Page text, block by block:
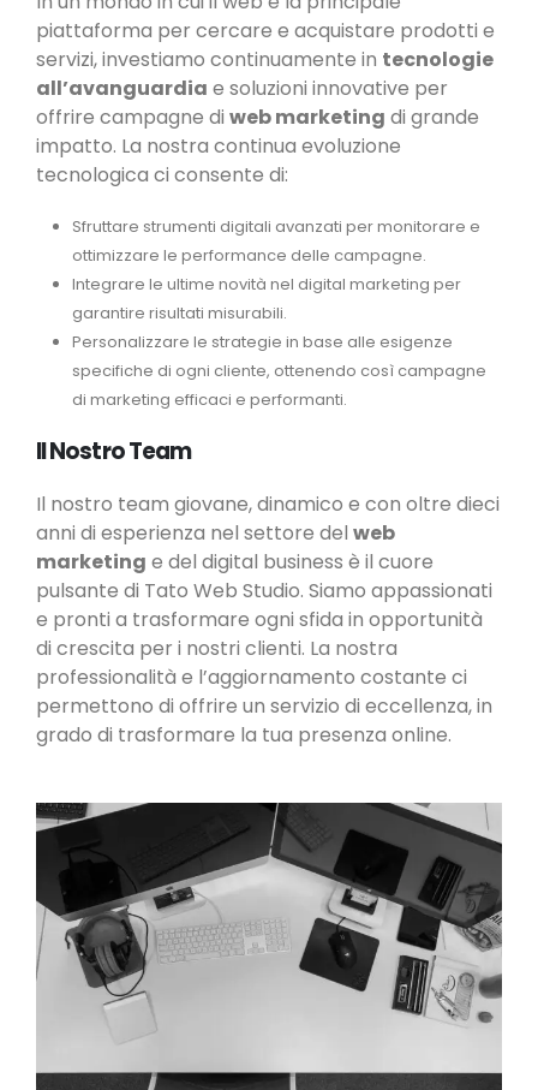
piattaforma per cercare e acquistare prodotti e
servizi, investiamo continuamente in tecnologie
all’avanguardia e soluzioni innovative per
offrire campagne di web marketing di grande
impatto. La nostra continua evoluzione
tecnologica ci consente di:
Sfruttare strumenti digitali avanzati per monitorare e
ottimizzare le performance delle campagne.
Integrare le ultime novità nel digital marketing per
garantire risultati misurabili.
Personalizzare le strategie in base alle esigenze
specifiche di ogni cliente, ottenendo così campagne
di marketing efficaci e performanti.
Il Nostro Team
Il nostro team giovane, dinamico e con oltre dieci
anni di esperienza nel settore del web
marketing e del digital business è il cuore
pulsante di Tato Web Studio. Siamo appassionati
e pronti a trasformare ogni sfida in opportunità
di crescita per i nostri clienti. La nostra
professionalità e l’aggiornamento costante ci
permettono di offrire un servizio di eccellenza, in
grado di trasformare la tua presenza online.